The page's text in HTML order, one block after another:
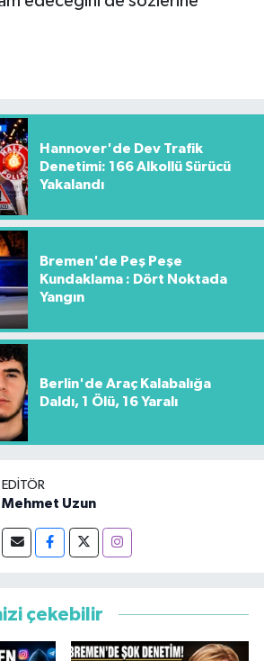
Hannover'de Dev Trafik
Denetimi: 166 Alkollü Sürücü
Yakalandı
Bremen'de Peş Peşe
Kundaklama : Dört Noktada
Yangın
Berlin'de Araç Kalabalığa
Daldı, 1 Ölü, 16 Yaralı
EDITÖR
Mehmet Uzun
çekebilir